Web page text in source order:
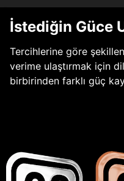
İstediğin Güce
Tercihlerine göre
verime ulaştırmak için
birbirinden farklı güç